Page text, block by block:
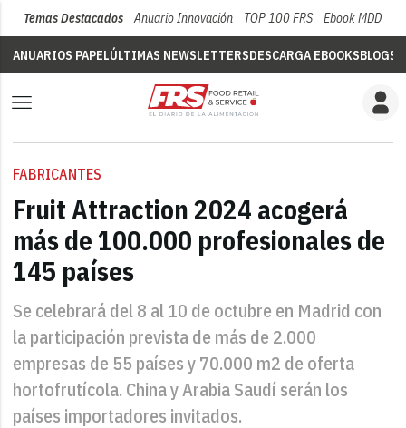
Temas Destacados Anuario Innovación TOP 100 FRS Ebook MDD
ANUARIOS PAPELÚLTIMAS NEWSLETTERSDESCARGA EBOOKSBLOGS
FABRICANTES
Fruit Attraction 2024 acogerá
más de 100.000 profesionales de
145 países
Se celebrará del 8 al 10 de octubre en Madrid con
la participación prevista de más de 2.000
empresas de 55 países y 70.000 m2 de oferta
hortofrutícola. China y Arabia Saudí serán los
países importadores invitados.